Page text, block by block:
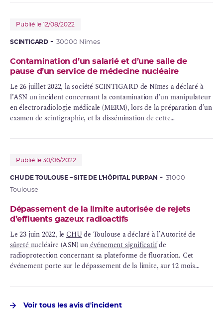
Publié le 12/08/2022
SCINTIGARD 30000 Nîmes
Contamination d’un salarié et d’une salle de
pause d’un service de médecine nucléaire
Le 26 juillet 2022, la société SCINTIGARD de Nîmes a déclaré à
l’ASN un incident concernant la contamination d’un manipulateur
en électroradiologie médicale (MERM), lors de la préparation d’un
examen de scintigraphie, et la dissémination de cette
Publié le 30/06/2022
CHU DE TOULOUSE – SITE DE L’HÔPITAL PURPAN
31000
Toulouse
Dépassement de la limite autorisée de rejets
d’effluents gazeux radioactifs
Le 23 juin 2022, le CHUde Toulouse a déclaré à l’Autorité de
sûreté nucléaire (ASN) unévénement significatifde
radioprotection concernant sa plateforme de fluoration. Cet
événement porte sur le dépassement de la limite, sur 12 mois
Voir tous les avis d'incident